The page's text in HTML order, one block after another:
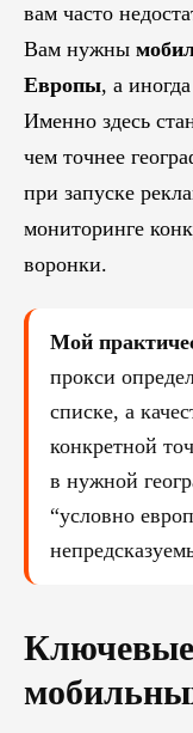
вам часто
Вам нужны
Европы, а
Именно здесь
чем точнее
при запуске
мониторинге
воронки.
Мой
прокси
списке, а
конкретной
в нужной
“условно